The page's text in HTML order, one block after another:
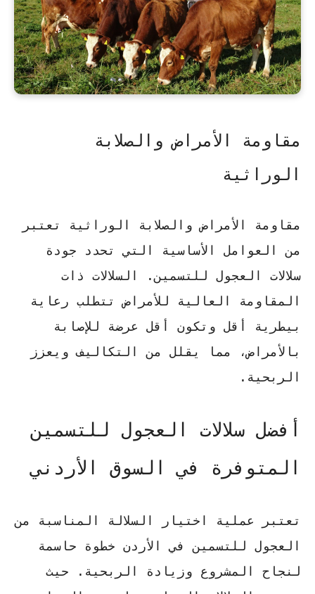
مقاومة الأمراض والصلابة
الوراثية
مقاومة الأمراض والصلابة الوراثية تعتبر
من العوامل الأساسية التي تحدد جودة
سلالات العجول للتسمين.
السلالات ذات
المقاومة العالية للأمراضتتطلب رعاية
بيطرية أقل وتكون أقل عرضة للإصابة
بالأمراض، مما يقلل من التكاليف ويعزز
الربحية.
أفضل سلالات العجول للتسمين
المتوفرة في السوق الأردني
تعتبر عملية اختيار السلالة المناسبة من
العجول للتسمين في الأردن خطوة حاسمة
لنجاح المشروع وزيادة الربحية. حيث